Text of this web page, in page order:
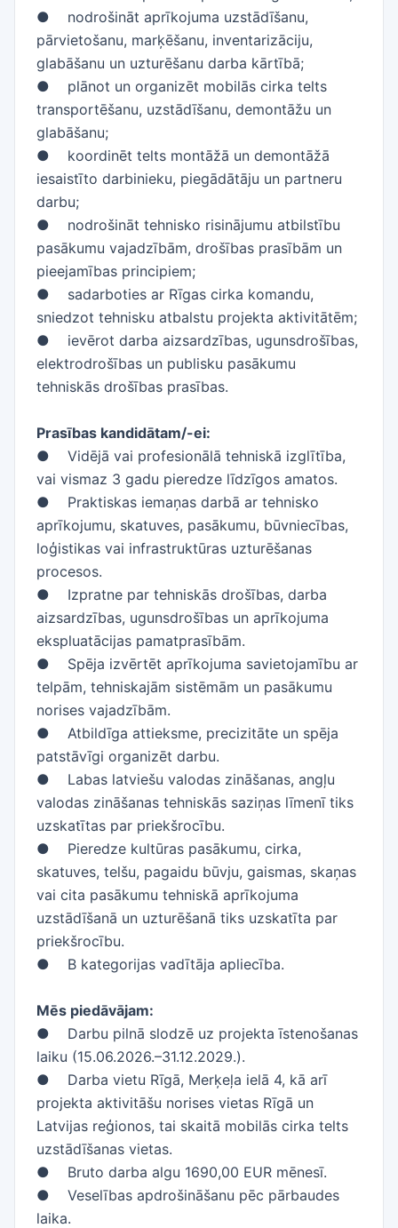
● nodrošināt aprīkojuma uzstādīšanu,
pārvietošanu, marķēšanu, inventarizāciju,
glabāšanu un uzturēšanu darba kārtībā;
● plānot un organizēt mobilās cirka telts
transportēšanu, uzstādīšanu, demontāžu un
glabāšanu;
● koordinēt telts montāžā un demontāžā
iesaistīto darbinieku, piegādātāju un partneru
darbu;
● nodrošināt tehnisko risinājumu atbilstību
pasākumu vajadzībām, drošības prasībām un
pieejamības principiem;
● sadarboties ar Rīgas cirka komandu,
sniedzot tehnisku atbalstu projekta aktivitātēm;
● ievērot darba aizsardzības, ugunsdrošības,
elektrodrošības un publisku pasākumu
tehniskās drošības prasības.
Prasības kandidātam/-ei:
● Vidējā vai profesionālā tehniskā izglītība,
vai vismaz 3 gadu pieredze līdzīgos amatos.
● Praktiskas iemaņas darbā ar tehnisko
aprīkojumu, skatuves, pasākumu, būvniecības,
loģistikas vai infrastruktūras uzturēšanas
procesos.
● Izpratne par tehniskās drošības, darba
aizsardzības, ugunsdrošības un aprīkojuma
ekspluatācijas pamatprasībām.
● Spēja izvērtēt aprīkojuma savietojamību ar
telpām, tehniskajām sistēmām un pasākumu
norises vajadzībām.
● Atbildīga attieksme, precizitāte un spēja
patstāvīgi organizēt darbu.
● Labas latviešu valodas zināšanas, angļu
valodas zināšanas tehniskās saziņas līmenī tiks
uzskatītas par priekšrocību.
● Pieredze kultūras pasākumu, cirka,
skatuves, telšu, pagaidu būvju, gaismas, skaņas
vai cita pasākumu tehniskā aprīkojuma
uzstādīšanā un uzturēšanā tiks uzskatīta par
priekšrocību.
● B kategorijas vadītāja apliecība.
Mēs piedāvājam:
● Darbu pilnā slodzē uz projekta īstenošanas
laiku (15.06.2026.–31.12.2029.).
● Darba vietu Rīgā, Merķeļa ielā 4, kā arī
projekta aktivitāšu norises vietas Rīgā un
Latvijas reģionos, tai skaitā mobilās cirka telts
uzstādīšanas vietas.
● Bruto darba algu 1690,00 EUR mēnesī.
● Veselības apdrošināšanu pēc pārbaudes
laika.